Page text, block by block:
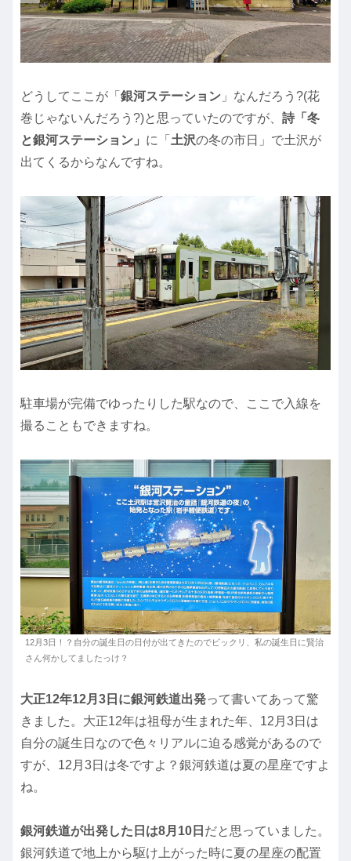
どうしてここが「 銀河ステーション 」なんだろう?(花
巻じゃないんだろう?)と思っていたのですが、 詩「冬
と銀河ステーション」 に「 土沢の冬の市日」で土沢が
出てくるからなんですね。
駐車場が完備でゆったりした駅なので、ここで入線を
撮ることもできますね。
12月3日！？自分の誕生日の日付が出てきたのでビックリ、私の誕生日に賢治
さん何かしてましたっけ？
大正12年12月3日に銀河鉄道出発って書いてあって驚
きました。大正12年は祖母が生まれた年、12月3日は
自分の誕生日なので色々リアルに迫る感覚があるので
すが、12月3日は冬ですよ？銀河鉄道は夏の星座ですよ
ね。
銀河鉄道が出発した日は8月10日 だと思っていました。
銀河鉄道で地上から駆け上がった時に夏の星座の配置